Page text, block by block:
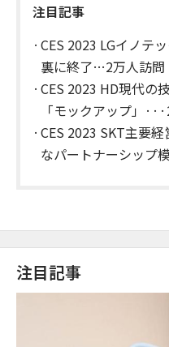
注目記事
CES 2023 LGイノテ
裏に終了…2万人訪問
CES 2023 HD現代の
「モックアップ」
CES 2023 SKT主要
なパートナーシップ
注目記事